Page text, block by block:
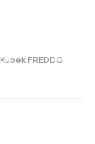
Kubek FREDDO